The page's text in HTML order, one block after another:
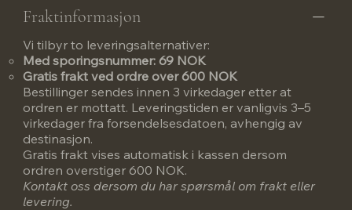
Fraktinformasjon
Vi tilbyr to leveringsalternativer:
Med sporingsnummer: 69 NOK
Gratis frakt ved ordre over 600 NOK
Bestillinger sendes innen 3 virkedager etter at
ordren er mottatt. Leveringstiden er vanligvis 3–5
virkedager fra forsendelsesdatoen, avhengig av
destinasjon.
Gratis frakt vises automatisk i kassen dersom
ordren overstiger 600 NOK.
Kontakt oss dersom du har spørsmål om frakt eller
levering.